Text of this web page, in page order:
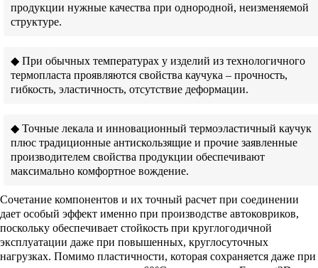
продукции нужные качества при однородной, неизменяемой
структуре.
◆ При обычных температурах у изделий из технологичного
термопласта проявляются свойства каучука – прочность,
гибкость, эластичность, отсутствие деформации.
◆ Точные лекала и инновационный термоэластичный каучук
плюс традиционные антискользящие и прочие заявленные
производителем свойства продукции обеспечивают
максимально комфортное вождение.
Сочетание компонентов и их точный расчет при соединении
дает особый эффект именно при производстве автоковриков,
поскольку обеспечивает стойкость при круглогодичной
эксплуатации даже при повышенных, круглосуточных
нагрузках. Помимо пластичности, которая сохраняется даже при